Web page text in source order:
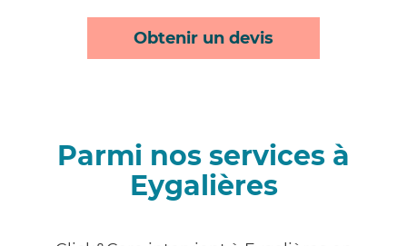
Obtenir un devis
Parmi nos services à
Eygalières